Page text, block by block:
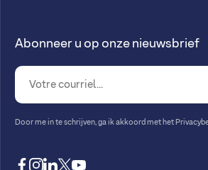
Abonneer u op onze nieuwsbrief
Door me in te schrijven, ga ik akkoord met het
facebook
instagram
linkedin
twitteryoutube